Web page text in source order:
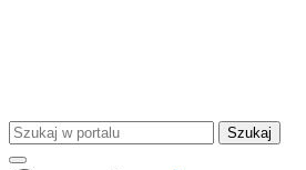
Szukaj